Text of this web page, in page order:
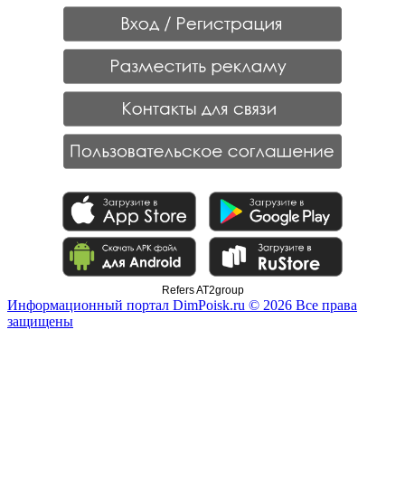
Refers AT2group
Информационный портал DimPoisk.ru © 2026 Все права
защищены